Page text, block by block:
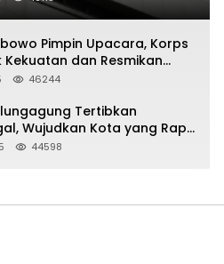
Pimpin Upacara, Korps
Kekuatan dan Resmikan
46244
Tertibkan
Wujudkan Kota yang Rapi
44598